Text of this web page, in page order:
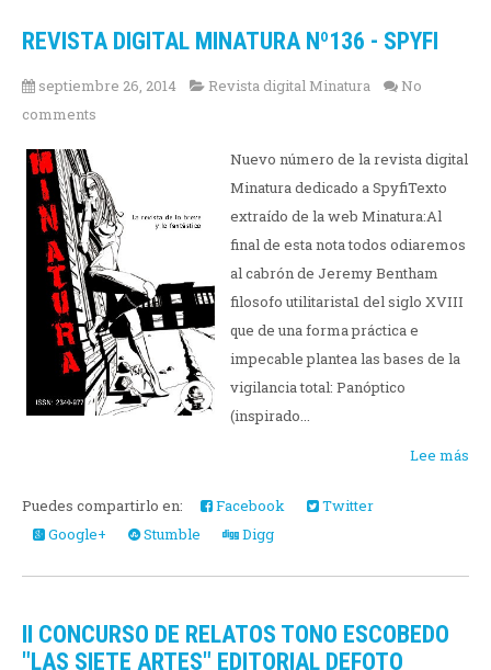
REVISTA DIGITAL MINATURA Nº136 - SPYFI
septiembre 26, 2014 Revista digital Minatura
No
comments
Nuevo número de la revista digital
Minatura dedicado a SpyfiTexto
extraído de la web Minatura:Al
final de esta nota todos odiaremos
al cabrón de Jeremy Bentham
filosofo utilitarista1 del siglo XVIII
que de una forma práctica e
impecable plantea las bases de la
vigilancia total: Panóptico
(inspirado...
Lee más
Puedes compartirlo en: Facebook
Twitter
Google+
Stumble Digg
II CONCURSO DE RELATOS TONO ESCOBEDO
"LAS SIETE ARTES" EDITORIAL DEFOTO